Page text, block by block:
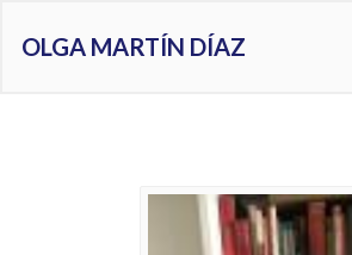
OLGA MARTÍN DÍAZ